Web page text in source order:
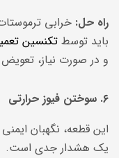
راه حل: خرابی
باید توسط تکنسین
و در صورت نیاز،
۶. سوختن فیوز حرارتی
این قطعه، نگهبان
یک هشدار جدی است.